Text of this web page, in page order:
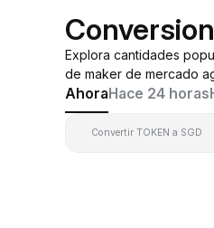
Explora cantidades
de maker de mercado
AhoraHace 24 horas
Convertir TOKEN a SGD